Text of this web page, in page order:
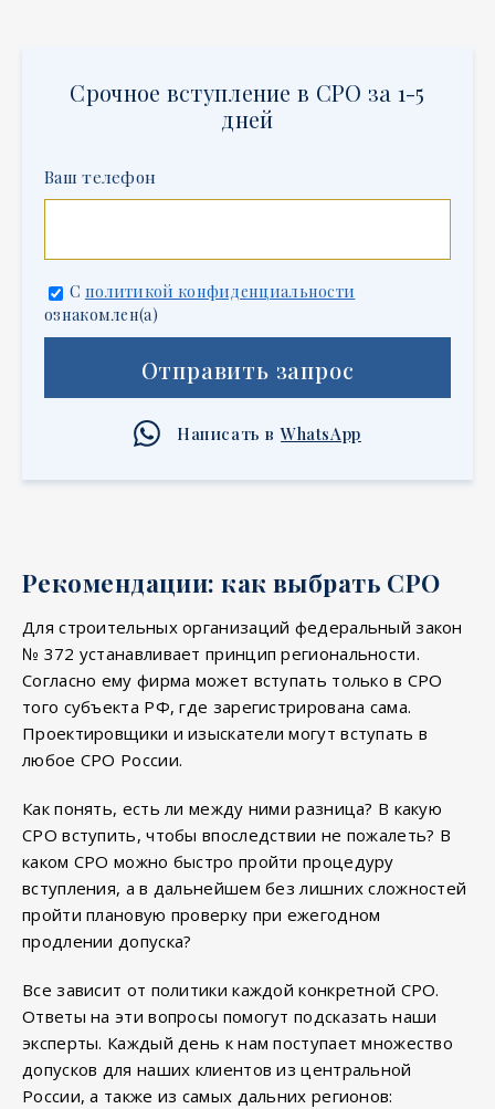
Срочное вступление в СРО за 1-5
дней
Ваш телефон
С политикой конфиденциальности
ознакомлен(а)
Отправить запрос
Написать в WhatsApp
Рекомендации: как выбрать СРО
Для строительных организаций федеральный закон
№ 372 устанавливает принцип региональности.
Согласно ему фирма может вступать только в СРО
того субъекта РФ, где зарегистрирована сама.
Проектировщики и изыскатели могут вступать в
любое СРО России.
Как понять, есть ли между ними разница? В какую
СРО вступить, чтобы впоследствии не пожалеть? В
каком СРО можно быстро пройти процедуру
вступления, а в дальнейшем без лишних сложностей
пройти плановую проверку при ежегодном
продлении допуска?
Все зависит от политики каждой конкретной СРО.
Ответы на эти вопросы помогут подсказать наши
эксперты. Каждый день к нам поступает множество
допусков для наших клиентов из центральной
России, а также из самых дальних регионов: